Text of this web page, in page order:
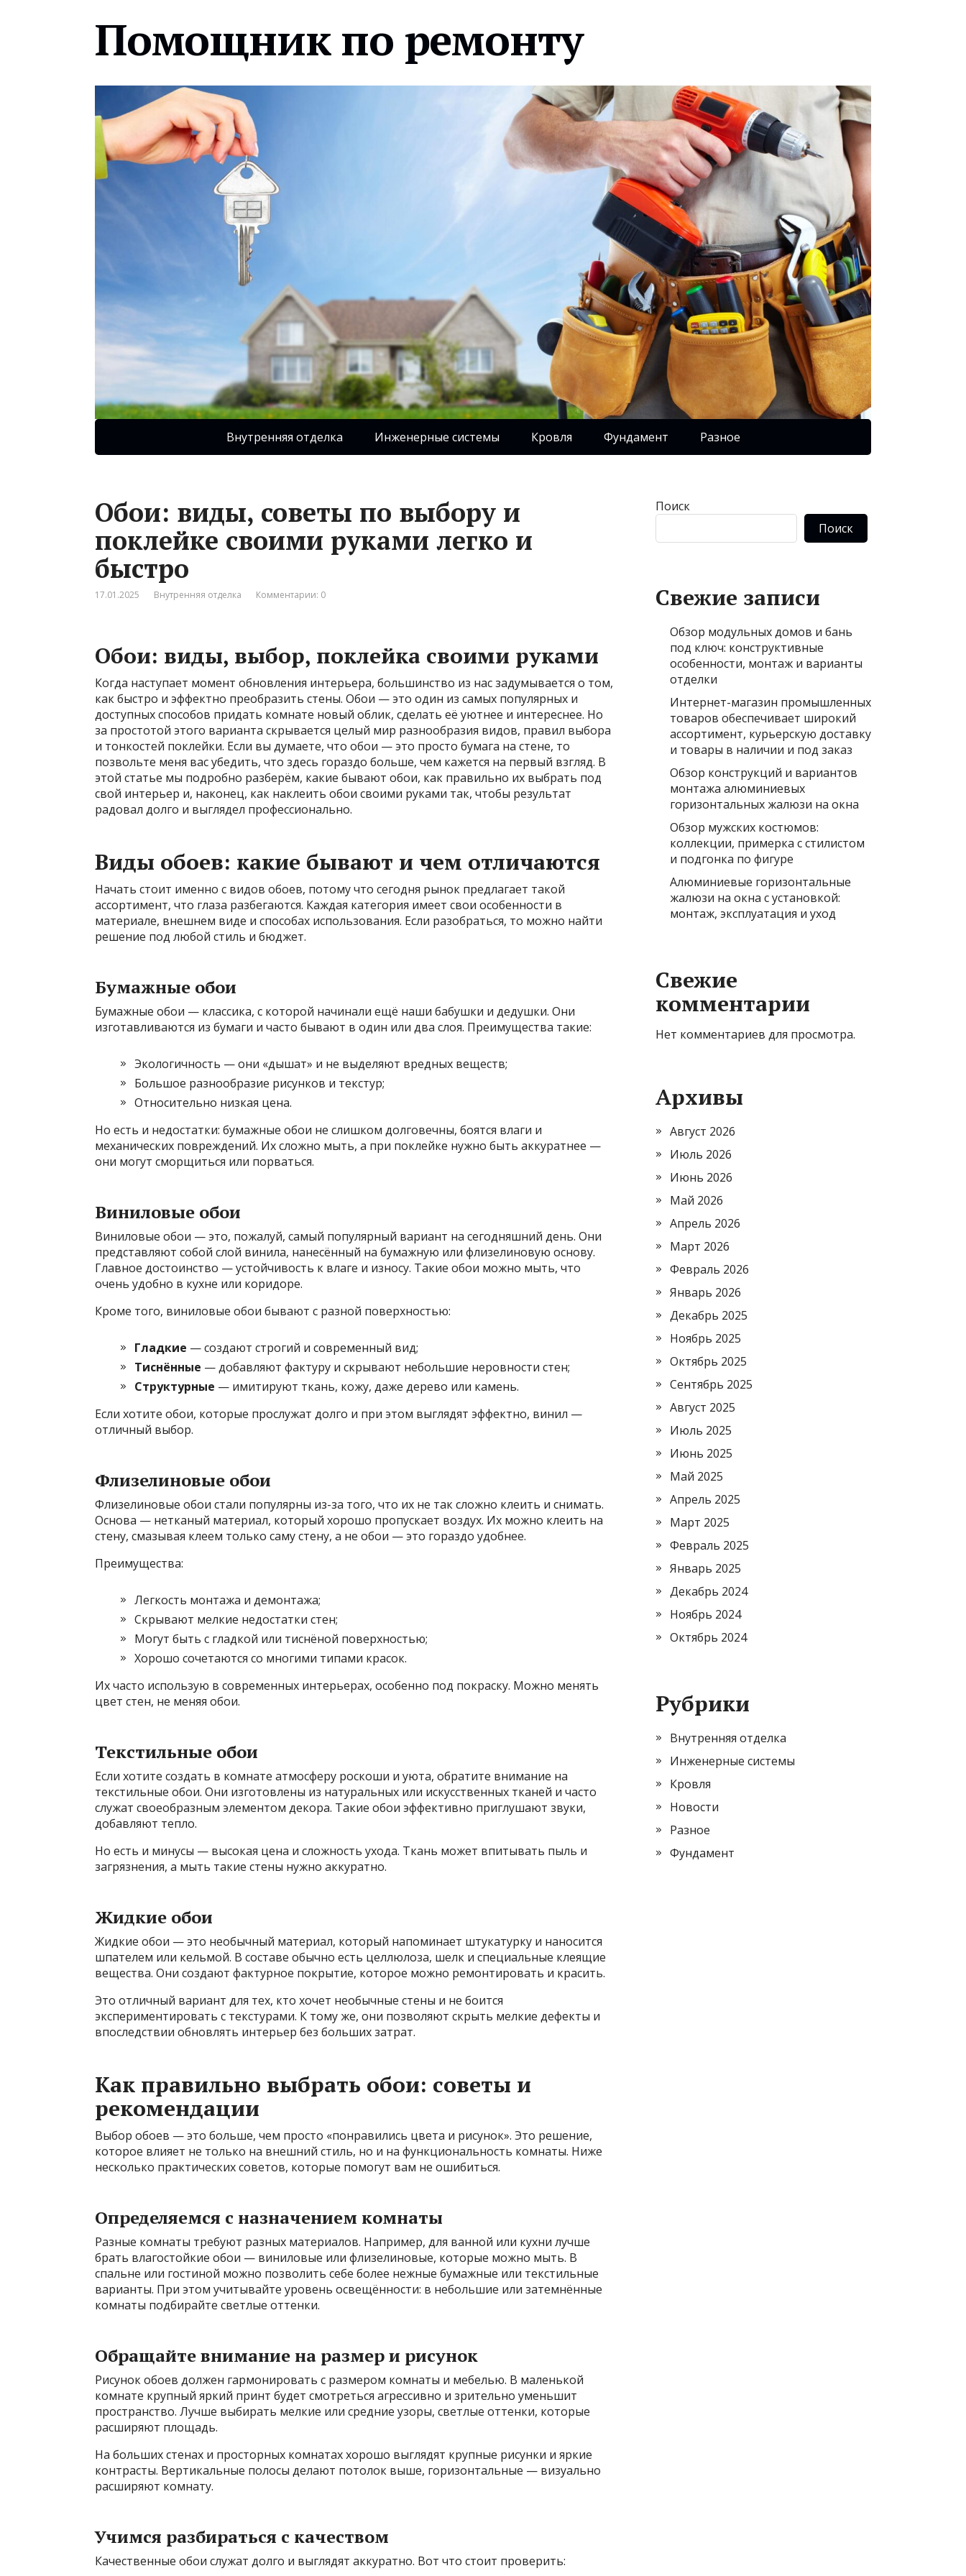
Помощник по ремонту
Внутренняя отделка Инженерные системы Кровля Фундамент Разное
Обои: виды, советы по выбору и
поклейке своими руками легко и
быстро
17.01.2025 Внутренняя отделка Комментарии: 0
Обои: виды, выбор, поклейка своими руками
Когда наступает момент обновления интерьера, большинство из нас задумывается о том,
как быстро и эффектно преобразить стены. Обои — это один из самых популярных и
доступных способов придать комнате новый облик, сделать её уютнее и интереснее. Но
за простотой этого варианта скрывается целый мир разнообразия видов, правил выбора
и тонкостей поклейки. Если вы думаете, что обои — это просто бумага на стене, то
позвольте меня вас убедить, что здесь гораздо больше, чем кажется на первый взгляд. В
этой статье мы подробно разберём, какие бывают обои, как правильно их выбрать под
свой интерьер и, наконец, как наклеить обои своими руками так, чтобы результат
радовал долго и выглядел профессионально.
Виды обоев: какие бывают и чем отличаются
Начать стоит именно с видов обоев, потому что сегодня рынок предлагает такой
ассортимент, что глаза разбегаются. Каждая категория имеет свои особенности в
материале, внешнем виде и способах использования. Если разобраться, то можно найти
решение под любой стиль и бюджет.
Бумажные обои
Бумажные обои — классика, с которой начинали ещё наши бабушки и дедушки. Они
изготавливаются из бумаги и часто бывают в один или два слоя. Преимущества такие:
Экологичность — они «дышат» и не выделяют вредных веществ;
Большое разнообразие рисунков и текстур;
Относительно низкая цена.
Но есть и недостатки: бумажные обои не слишком долговечны, боятся влаги и
механических повреждений. Их сложно мыть, а при поклейке нужно быть аккуратнее —
они могут сморщиться или порваться.
Виниловые обои
Виниловые обои — это, пожалуй, самый популярный вариант на сегодняшний день. Они
представляют собой слой винила, нанесённый на бумажную или флизелиновую основу.
Главное достоинство — устойчивость к влаге и износу. Такие обои можно мыть, что
очень удобно в кухне или коридоре.
Кроме того, виниловые обои бывают с разной поверхностью:
Гладкие — создают строгий и современный вид;
Тиснённые — добавляют фактуру и скрывают небольшие неровности стен;
Структурные — имитируют ткань, кожу, даже дерево или камень.
Если хотите обои, которые прослужат долго и при этом выглядят эффектно, винил —
отличный выбор.
Флизелиновые обои
Флизелиновые обои стали популярны из-за того, что их не так сложно клеить и снимать.
Основа — нетканый материал, который хорошо пропускает воздух. Их можно клеить на
стену, смазывая клеем только саму стену, а не обои — это гораздо удобнее.
Преимущества:
Легкость монтажа и демонтажа;
Скрывают мелкие недостатки стен;
Могут быть с гладкой или тиснёной поверхностью;
Хорошо сочетаются со многими типами красок.
Их часто использую в современных интерьерах, особенно под покраску. Можно менять
цвет стен, не меняя обои.
Текстильные обои
Если хотите создать в комнате атмосферу роскоши и уюта, обратите внимание на
текстильные обои. Они изготовлены из натуральных или искусственных тканей и часто
служат своеобразным элементом декора. Такие обои эффективно приглушают звуки,
добавляют тепло.
Но есть и минусы — высокая цена и сложность ухода. Ткань может впитывать пыль и
загрязнения, а мыть такие стены нужно аккуратно.
Жидкие обои
Жидкие обои — это необычный материал, который напоминает штукатурку и наносится
шпателем или кельмой. В составе обычно есть целлюлоза, шелк и специальные клеящие
вещества. Они создают фактурное покрытие, которое можно ремонтировать и красить.
Это отличный вариант для тех, кто хочет необычные стены и не боится
экспериментировать с текстурами. К тому же, они позволяют скрыть мелкие дефекты и
впоследствии обновлять интерьер без больших затрат.
Как правильно выбрать обои: советы и
рекомендации
Выбор обоев — это больше, чем просто «понравились цвета и рисунок». Это решение,
которое влияет не только на внешний стиль, но и на функциональность комнаты. Ниже
несколько практических советов, которые помогут вам не ошибиться.
Определяемся с назначением комнаты
Разные комнаты требуют разных материалов. Например, для ванной или кухни лучше
брать влагостойкие обои — виниловые или флизелиновые, которые можно мыть. В
спальне или гостиной можно позволить себе более нежные бумажные или текстильные
варианты. При этом учитывайте уровень освещённости: в небольшие или затемнённые
комнаты подбирайте светлые оттенки.
Обращайте внимание на размер и рисунок
Рисунок обоев должен гармонировать с размером комнаты и мебелью. В маленькой
комнате крупный яркий принт будет смотреться агрессивно и зрительно уменьшит
пространство. Лучше выбирать мелкие или средние узоры, светлые оттенки, которые
расширяют площадь.
На больших стенах и просторных комнатах хорошо выглядят крупные рисунки и яркие
контрасты. Вертикальные полосы делают потолок выше, горизонтальные — визуально
расширяют комнату.
Учимся разбираться с качеством
Качественные обои служат долго и выглядят аккуратно. Вот что стоит проверить:
Поиск
Поиск
Свежие записи
Обзор модульных домов и бань
под ключ: конструктивные
особенности, монтаж и варианты
отделки
Интернет-магазин промышленных
товаров обеспечивает широкий
ассортимент, курьерскую доставку
и товары в наличии и под заказ
Обзор конструкций и вариантов
монтажа алюминиевых
горизонтальных жалюзи на окна
Обзор мужских костюмов:
коллекции, примерка с стилистом
и подгонка по фигуре
Алюминиевые горизонтальные
жалюзи на окна с установкой:
монтаж, эксплуатация и уход
Свежие
комментарии
Нет комментариев для просмотра.
Архивы
Август 2026
Июль 2026
Июнь 2026
Май 2026
Апрель 2026
Март 2026
Февраль 2026
Январь 2026
Декабрь 2025
Ноябрь 2025
Октябрь 2025
Сентябрь 2025
Август 2025
Июль 2025
Июнь 2025
Май 2025
Апрель 2025
Март 2025
Февраль 2025
Январь 2025
Декабрь 2024
Ноябрь 2024
Октябрь 2024
Рубрики
Внутренняя отделка
Инженерные системы
Кровля
Новости
Разное
Фундамент